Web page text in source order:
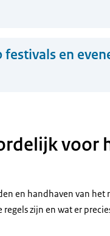
en
voor
en handhaven van het
zijn en wat er